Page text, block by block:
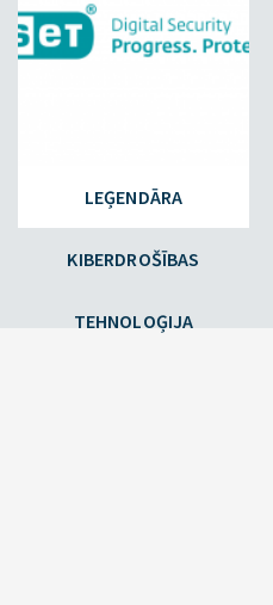
LEĢENDĀRA
KIBERDROŠĪBAS
TEHNOLOĢIJA